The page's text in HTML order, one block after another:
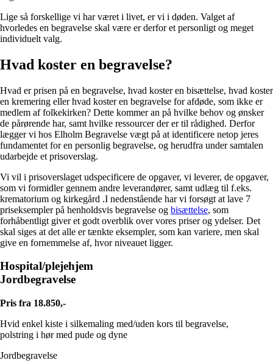
Lige så forskellige vi har været i livet, er vi i døden. Valget af
hvorledes en begravelse skal være er derfor et personligt og meget
individuelt valg.
Hvad koster en begravelse?
Hvad er prisen på en begravelse, hvad koster en bisættelse, hvad koster
en kremering eller hvad koster en begravelse for afdøde, som ikke er
medlem af folkekirken? Dette kommer an på hvilke behov og ønsker
de pårørende har, samt hvilke ressourcer der er til rådighed. Derfor
lægger vi hos Elholm Begravelse vægt på at identificere netop jeres
fundamentet for en personlig begravelse, og herudfra under samtalen
udarbejde et prisoverslag.
Vi vil i prisoverslaget udspecificere de opgaver, vi leverer, de opgaver,
som vi formidler gennem andre leverandører, samt udlæg til f.eks.
krematorium og kirkegård .I nedenstående har vi forsøgt at lave 7
priseksempler på henholdsvis begravelse og bisættelse, som
forhåbentligt giver et godt overblik over vores priser og ydelser. Det
skal siges at det alle er tænkte eksempler, som kan variere, men skal
give en fornemmelse af, hvor niveauet ligger.
Hospital/plejehjem
Jordbegravelse
Pris fra 18.850,-
Hvid enkel kiste i silkemaling med/uden kors til begravelse,
polstring i hør med pude og dyne
Jordbegravelse